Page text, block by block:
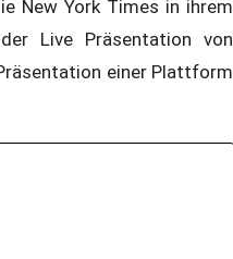
New York Times in ihrem
Live Präsentation von
einer Plattform